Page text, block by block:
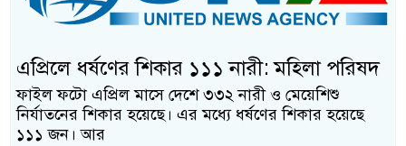
এপ্রিলে ধর্ষণের শিকার ১১১ নারী: মহিলা পরিষদ
ফাইল ফটো এপ্রিল মাসে দেশে ৩৩২ নারী ও মেয়েশিশু
নির্যাতনের শিকার হয়েছে। এর মধ্যে ধর্ষণের শিকার হয়েছে
১১১ জন। আর